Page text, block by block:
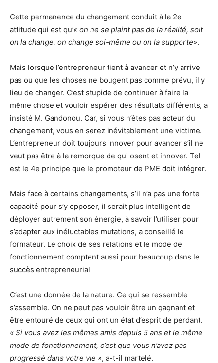
Cette permanence du changement conduit à la 2e
attitude qui est qu’« on ne se plaint pas de la réalité, soit
on la change, on change soi-même ou on la supporte».
Mais lorsque l’entrepreneur tient à avancer et n’y arrive
pas ou que les choses ne bougent pas comme prévu, il y
lieu de changer. C’est stupide de continuer à faire la
même chose et vouloir espérer des résultats différents, a
insisté M. Gandonou. Car, si vous n’êtes pas acteur du
changement, vous en serez inévitablement une victime.
L’entrepreneur doit toujours innover pour avancer s’il ne
veut pas être à la remorque de qui osent et innover. Tel
est le 4e principe que le promoteur de PME doit intégrer.
Mais face à certains changements, s’il n’a pas une forte
capacité pour s’y opposer, il serait plus intelligent de
déployer autrement son énergie, à savoir l’utiliser pour
s’adapter aux inéluctables mutations, a conseillé le
formateur. Le choix de ses relations et le mode de
fonctionnement comptent aussi pour beaucoup dans le
succès entrepreneurial.
C’est une donnée de la nature. Ce qui se ressemble
s’assemble. On ne peut pas vouloir être un gagnant et
être entouré de ceux qui ont un état d’esprit de perdant.
« Si vous avez les mêmes amis depuis 5 ans et le même
mode de fonctionnement, c’est que vous n’avez pas
progressé dans votre vie », a-t-il martelé.